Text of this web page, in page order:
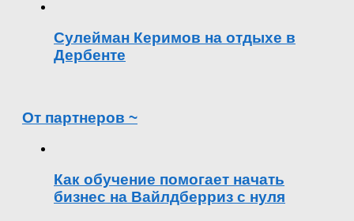
Сулейман Керимов на отдыхе в
Дербенте
От партнеров ~
Как обучение помогает начать
бизнес на Вайлдберриз с нуля